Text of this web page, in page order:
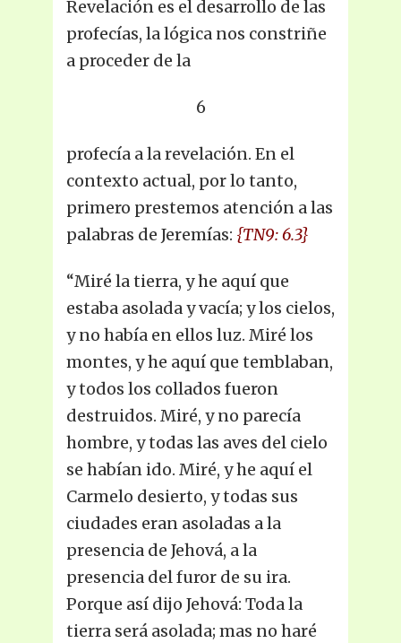
Revelación es el desarrollo de las
profecías, la lógica nos constriñe
a proceder de la
6
profecía a la revelación. En el
contexto actual, por lo tanto,
primero prestemos atención a las
palabras de Jeremías: {TN9: 6.3}
“Miré la tierra, y he aquí que
estaba asolada y vacía; y los cielos,
y no había en ellos luz. Miré los
montes, y he aquí que temblaban,
y todos los collados fueron
destruidos. Miré, y no parecía
hombre, y todas las aves del cielo
se habían ido. Miré, y he aquí el
Carmelo desierto, y todas sus
ciudades eran asoladas a la
presencia de Jehová, a la
presencia del furor de su ira.
Porque así dijo Jehová: Toda la
tierra será asolada; mas no haré